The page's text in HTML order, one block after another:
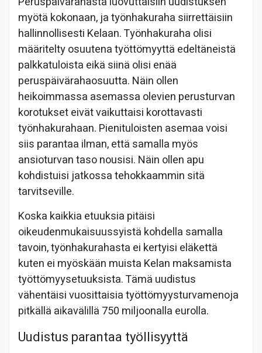
myötä kokonaan, ja työnhakuraha siirrettäisiin
hallinnollisesti Kelaan. Työnhakuraha olisi
määritelty osuutena työttömyyttä edeltäneistä
palkkatuloista eikä siinä olisi enää
peruspäivärahaosuutta. Näin ollen
heikoimmassa asemassa olevien perusturvan
korotukset eivät vaikuttaisi korottavasti
työnhakurahaan. Pienituloisten asemaa voisi
siis parantaa ilman, että samalla myös
ansioturvan taso nousisi. Näin ollen apu
kohdistuisi jatkossa tehokkaammin sitä
tarvitseville.
Koska kaikkia etuuksia pitäisi
oikeudenmukaisuussyistä kohdella samalla
tavoin, työnhakurahasta ei kertyisi eläkettä
kuten ei myöskään muista Kelan maksamista
työttömyysetuuksista. Tämä uudistus
vähentäisi vuosittaisia työttömyysturvamenoja
pitkällä aikavälillä 750 miljoonalla eurolla.
Uudistus parantaa työllisyyttä